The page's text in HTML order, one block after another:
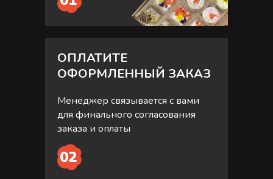
02
ОПЛАТИТЕ
ОФОРМЛЕННЫЙ ЗАКАЗ
Менеджер связывается с вами
для финального согласования
заказа и оплаты